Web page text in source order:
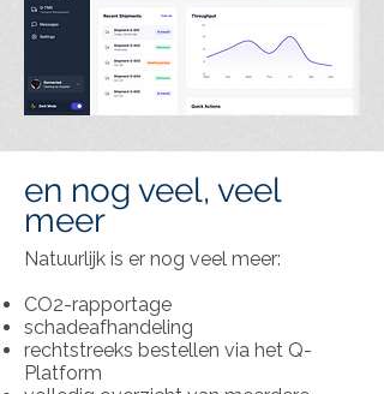
en nog veel, veel
meer
Natuurlijk is er nog veel meer:
CO2-rapportage
schadeafhandeling
rechtstreeks bestellen via het Q-
Platform